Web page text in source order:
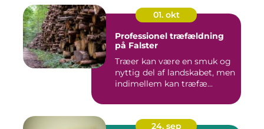
01. okt
Professionel træfældning
på Falster
Træer kan være en smuk og
nyttig del af landskabet, men
indimellem kan træfæ...
24. sep